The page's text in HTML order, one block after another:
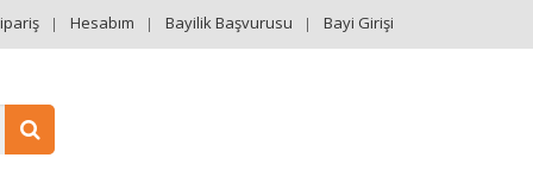
Hesabım Bayilik Başvurusu Bayi Girişi